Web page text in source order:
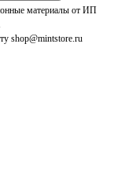
материалы от ИП
shop@mintstore.ru